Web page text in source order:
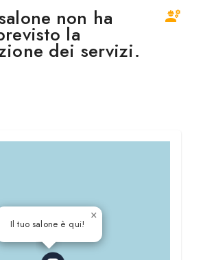
non ha
la
dei servizi.
Il tuo salone è qui!
×